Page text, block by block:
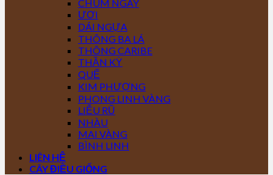
CHÙM NGÂY
ƯƠI
DÁI NGỰA
THÔNG BA LÁ
THÔNG CARIBE
THẦN KỲ
QUẾ
KIM PHƯỢNG
PHONG LINH VÀNG
LIỄU RŨ
NHÀU
MAI VÀNG
BÌNH LINH
LIÊN HỆ
CÂY ĐIỀU GIỐNG